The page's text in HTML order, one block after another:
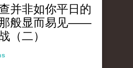
并非如你平日的
般显而易见——
（二）